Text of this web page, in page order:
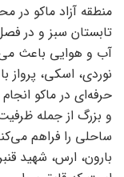
منطقه آزاد ماکو در
تابستان سبز و در
آب و هوایی باعث
نوردی، اسکی، پرواز
حرفه‌ای در ماکو
و بزرگ از جمله
ساحلی را فراهم
بارون، ارس، شهید